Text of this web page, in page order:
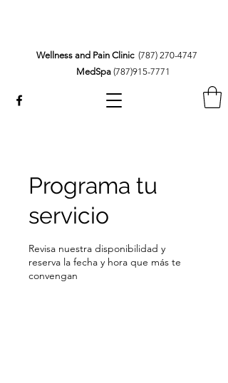
Wellness and Pain Clinic (787) 270-4747
MedSpa (787)915-7771
Programa tu
servicio
Revisa nuestra disponibilidad y
reserva la fecha y hora que más te
convengan